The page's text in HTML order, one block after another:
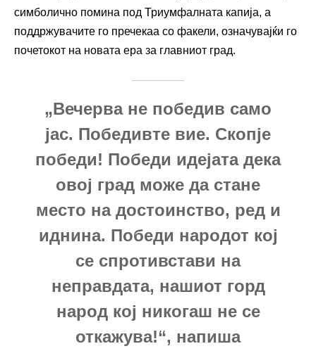
симболично помина под Триумфалната капија, а
поддржувачите го пречекаа со факели, означувајќи го
почетокот на новата ера за главниот град.
„Вечерва не победив само
јас. Победивте вие. Скопје
победи! Победи идејата дека
овој град може да стане
место на достоинство, ред и
иднина. Победи народот кој
се спротивстави на
неправдата, нашиот горд
народ кој никогаш не се
откажува!“, напиша